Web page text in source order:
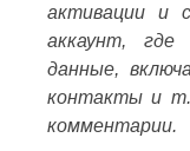
активации и
аккаунт,
данные,
контакты и
комментарии.